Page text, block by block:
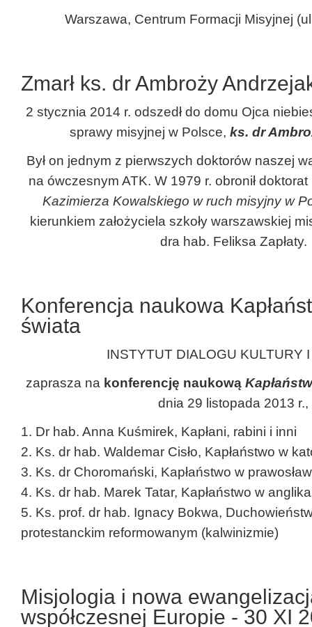
Warszawa, Centrum Formacji Misyjnej
Zmarł ks. dr Ambroży
2 stycznia 2014 r. odszedł do domu Ojca
sprawy misyjnej w Polsce, ks. dr
Był on jednym z pierwszych doktorów naszej
na ówczesnym ATK. W 1979 r. obronił
Kazimierza Kowalskiego w ruch misyjny w
kierunkiem założyciela szkoły warszawskiej
dra hab. Feliksa Zapłaty.
Konferencja naukowa
świata
INSTYTUT DIALOGU KULTURY
zaprasza na konferencję naukową
dnia 29 listopada 2013 r.,
1. Dr hab. Anna Kuśmirek, Kapłani, rabini i inni
2. Ks. dr hab. Waldemar Cisło, Kapłaństwo w
3. Ks. dr Choromański, Kapłaństwo w
4. Ks. dr hab. Marek Tatar, Kapłaństwo w
5. Ks. prof. dr hab. Ignacy Bokwa,
protestanckim reformowanym (kalwinizmie)
Misjologia i nowa
współczesnej Europie - 30 XI